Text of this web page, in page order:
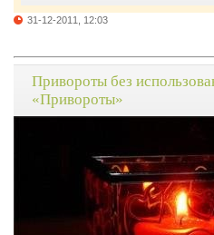
31-12-2011, 12:03
Привороты без
«Привороты»